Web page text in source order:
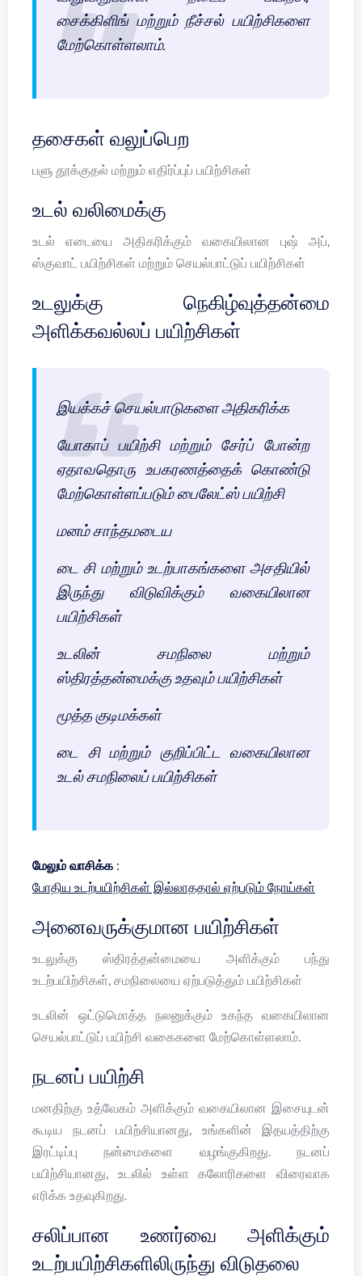
சைக்கிளிங் மற்றும் நீச்சல் பயிற்சிகளை
மேற்கொள்ளலாம்.
தசைகள் வலுப்பெற
பளு தூக்குதல் மற்றும் எதிர்ப்புப் பயிற்சிகள்
உடல் வலிமைக்கு
உடல் எடையை அதிகரிக்கும் வகையிலான புஷ் அப்,
ஸ்குவாட் பயிற்சிகள் மற்றும் செயல்பாட்டுப் பயிற்சிகள்
உடலுக்கு நெகிழ்வுத்தன்மை
அளிக்கவல்லப் பயிற்சிகள்
இயக்கச் செயல்பாடுகளை அதிகரிக்க
யோகாப் பயிற்சி மற்றும் சேர்ப் போன்ற
ஏதாவதொரு உபகரணத்தைக் கொண்டு
மேற்கொள்ளப்படும் பைலேட்ஸ் பயிற்சி
மனம் சாந்தமடைய
டை சி மற்றும் உடற்பாகங்களை அசதியில்
இருந்து விடுவிக்கும் வகையிலான
பயிற்சிகள்
உடலின் சமநிலை மற்றும்
ஸ்திரத்தன்மைக்கு உதவும் பயிற்சிகள்
மூத்த குடிமக்கள்
டை சி மற்றும் குறிப்பிட்ட வகையிலான
உடல் சமநிலைப் பயிற்சிகள்
மேலும் வாசிக்க :
போதிய உடற்பயிற்சிகள் இல்லாததால் ஏற்படும் நோய்கள்
அனைவருக்குமான பயிற்சிகள்
உடலுக்கு ஸ்திரத்தன்மையை அளிக்கும் பந்து
உடற்பயிற்சிகள், சமநிலையை ஏற்படுத்தும் பயிற்சிகள்
உடலின் ஒட்டுமொத்த நலனுக்கும் உகந்த வகையிலான
செயல்பாட்டுப் பயிற்சி வகைகளை மேற்கொள்ளலாம்.
நடனப் பயிற்சி
மனதிற்கு உத்வேகம் அளிக்கும் வகையிலான இசையுடன்
கூடிய நடனப் பயிற்சியானது, உங்களின் இதயத்திற்கு
இரட்டிப்பு நன்மைகளை வழங்குகிறது. நடனப்
பயிற்சியானது, உடலில் உள்ள கலோரிகளை விரைவாக
எரிக்க உதவுகிறது.
சலிப்பான உணர்வை அளிக்கும்
உடற்பயிற்சிகளிலிருந்து விடுதலை